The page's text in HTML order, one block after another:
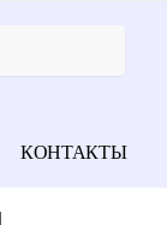
КОНТАКТЫ